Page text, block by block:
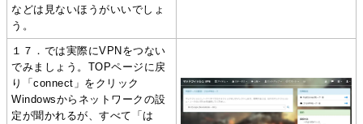
などは見ないほうがいいでしょ
う。
１７．では実際にVPNをつない
でみましょう。TOPページに戻
り「connect」をクリック
Windowsからネットワークの設
定が聞かれるが、すべて「は